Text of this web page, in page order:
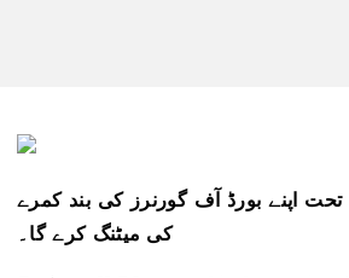
اپنے بورڈ آف گورنرز کی بند کمرے
کی میٹنگ کرے گا۔